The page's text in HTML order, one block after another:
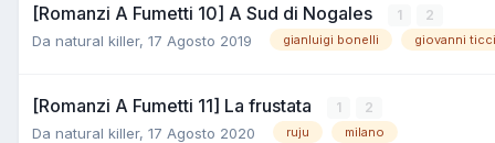
[Romanzi A Fumetti 10] A Sud di Nogales 1 2
Da natural killer, 17 Agosto 2019 gianluigi bonelli giovanni ticci
[Romanzi A Fumetti 11] La frustata 1 2
Da natural killer, 17 Agosto 2020 ruju milano